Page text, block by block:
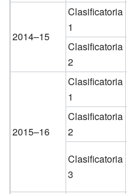
2014–15
Clasificatoria
1
Clasificatoria
2
2015–16
Clasificatoria
1
Clasificatoria
2
Clasificatoria
3